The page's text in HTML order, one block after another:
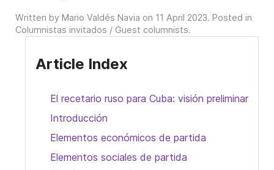
Written by Mario Valdés Navia on 11 April 2023. Posted in
Columnistas invitados / Guest columnists.
Article Index
El recetario ruso para Cuba: visión preliminar
Introducción
Elementos económicos de partida
Elementos sociales de partida